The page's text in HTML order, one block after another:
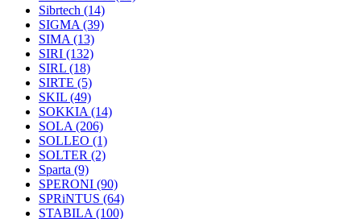
Sibrtech (14)
SIGMA (39)
SIMA (13)
SIRI (132)
SIRL (18)
SIRTE (5)
SKIL (49)
SOKKIA (14)
SOLA (206)
SOLLEO (1)
SOLTER (2)
Sparta (9)
SPERONI (90)
SPRiNTUS (64)
STABILA (100)